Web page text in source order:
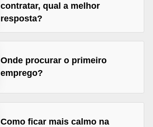
contratar, qual a melhor
resposta?
Onde procurar o primeiro
emprego?
Como ficar mais calmo na